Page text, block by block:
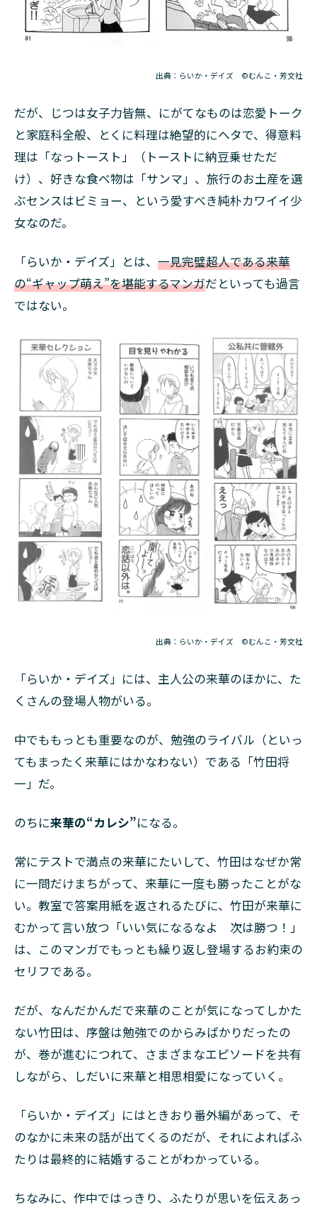
出典：らいか・デイズ ©むんこ・芳文社
だが、じつは女子力皆無、にがてなものは恋愛トーク
と家庭科全般、とくに料理は絶望的にヘタで、得意料
理は「なっトースト」（トーストに納豆乗せただ
け）、好きな食べ物は「サンマ」、旅行のお土産を選
ぶセンスはビミョー、という愛すべき純朴カワイイ少
女なのだ。
「らいか・デイズ」とは、 一見完璧超人である来華
の“ギャップ萌え”を堪能するマンガだといっても過言
ではない。
出典：らいか・デイズ ©むんこ・芳文社
「らいか・デイズ」には、主人公の来華のほかに、た
くさんの登場人物がいる。
中でももっとも重要なのが、勉強のライバル（といっ
てもまったく来華にはかなわない）である「竹田将
一」だ。
のちに来華の“カレシ”になる。
常にテストで満点の来華にたいして、竹田はなぜか常
に一問だけまちがって、来華に一度も勝ったことがな
い。教室で答案用紙を返されるたびに、竹田が来華に
むかって言い放つ「いい気になるなよ 次は勝つ！」
は、このマンガでもっとも繰り返し登場するお約束の
セリフである。
だが、なんだかんだで来華のことが気になってしかた
ない竹田は、序盤は勉強でのからみばかりだったの
が、巻が進むにつれて、さまざまなエピソードを共有
しながら、しだいに来華と相思相愛になっていく。
「らいか・デイズ」にはときおり番外編があって、そ
のなかに未来の話が出てくるのだが、それによればふ
たりは最終的に結婚することがわかっている。
ちなみに、作中ではっきり、ふたりが思いを伝えあっ